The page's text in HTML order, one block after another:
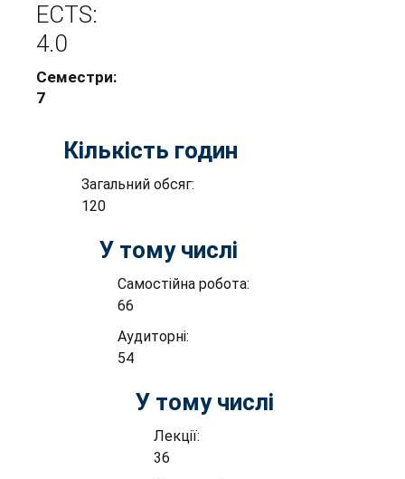
ECTS:
4.0
Семестри:
7
Кількість годин
Загальний обсяг:
120
У тому числі
Самостійна робота:
66
Аудиторні:
54
У тому числі
Лекції:
36